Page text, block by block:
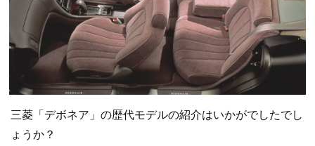
三菱「デボネア」の歴代モデルの紹介はいかがでしたでし
ょうか？